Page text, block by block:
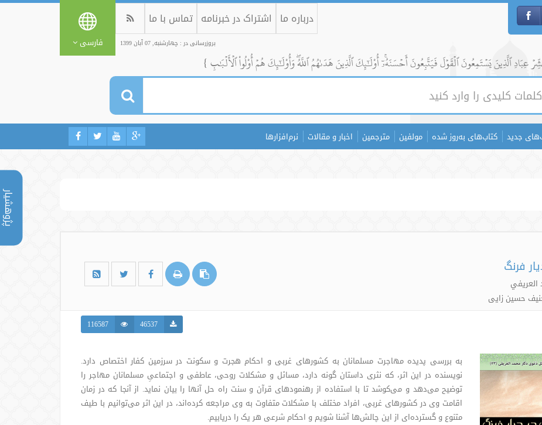
پژوهشیار
درباره ما اشتراک در خبرنامه تماس با ما
بروزرسانی در : چهارشنبه, 07 آبان 1399 فارسی
عِبَادِ ٱلَّذِينَ يَسۡتَمِعُونَ ٱلۡقَوۡلَ فَيَتَّبِعُونَ أَحۡسَنَهُۥٓۚ أُوْلَٰٓئِكَ ٱلَّذِينَ هَدَىٰهُمُ ٱللَّهُۖ وَأُوْلَٰٓئِكَ هُمۡ أُوْلُواْ ٱلۡأَلۡبَٰبِ }
جدید کتاب‌های به‌روز شده مولفین مترجمین اخبار و مقالات نرم‌افزارها
فرنگ
العريفي
حسین زایی
46537
116587
به بررسی پدیده مهاجرت مسلمانان به کشورهای غربی و احکام هجرت و سکونت در سرزمین کفار اختصاص دارد.
نویسنده در این اثر، که نثری داستان گونه دارد، مسائل و مشکلات روحی، عاطفی و اجتماعیِ مسلمانان مهاجر را
توضیح می‌دهد و می‌کوشد تا با استفاده از رهنمودهای قرآن و سنت راه حل آنها را بیان نماید. از آنجا که در زمان
اقامت وی در کشورهای غربی، افراد مختلف با مشکلات متفاوت به وی مراجعه کرده‌اند، در این اثر می‌توانیم با طیف
متنوع و گسترده‌ای از این چالش‌ها آشنا شویم و احکام شرعی هر یک را دریابیم.